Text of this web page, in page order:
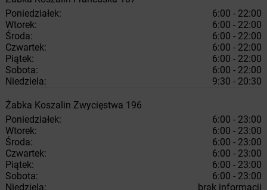
Poniedziałek:
6:00 - 22:00
Wtorek:
6:00 - 22:00
Środa:
6:00 - 22:00
Czwartek:
6:00 - 22:00
Piątek:
6:00 - 22:00
Sobota:
6:00 - 22:00
Niedziela:
9:30 - 20:30
Żabka Koszalin Zwycięstwa 196
Poniedziałek:
6:00 - 23:00
Wtorek:
6:00 - 23:00
Środa:
6:00 - 23:00
Czwartek:
6:00 - 23:00
Piątek:
6:00 - 23:00
Sobota:
6:00 - 23:00
Niedziela:
brak informacji